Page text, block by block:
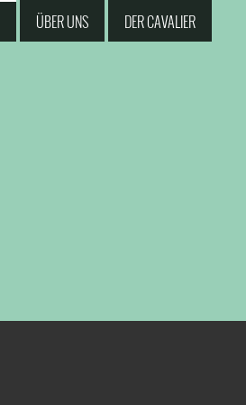
ÜBER UNS DER CAVALIER